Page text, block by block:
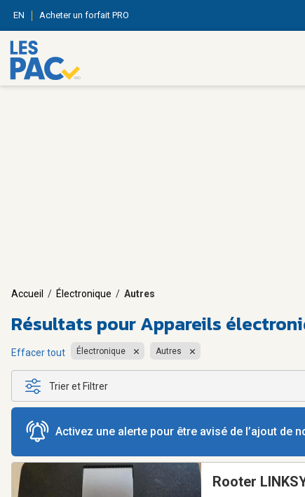
EN Acheter un forfait PRO
Accueil / Électronique / Autres
Résultats pourAppareils
Effacer tout Électronique Autres
Trier et Filtrer
Activez une alerte pour être avisé de l’ajout de
Rooter